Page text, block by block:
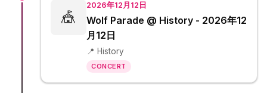
🎪
2026年12月12日
Wolf Parade @ History - 2026年12
月12日
📍 History
CONCERT